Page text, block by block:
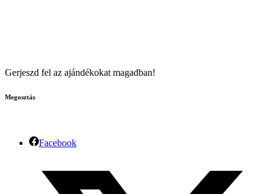
Gerjeszd fel az ajándékokat magadban!
Megosztás
Facebook